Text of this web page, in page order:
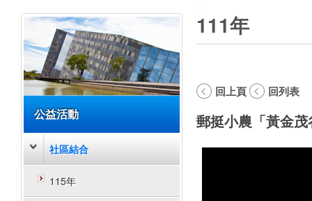
公益活動
社區結合
115年
111年
回上頁 回列表
郵挺小農「黃金